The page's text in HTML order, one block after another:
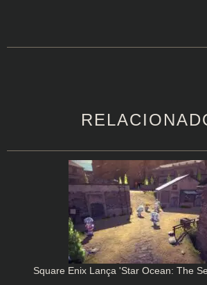
Square Enix Lança 'Star Ocean: The